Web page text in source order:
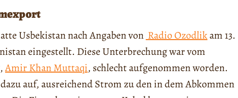
Usbekistan nach Angaben von Radio Ozodlikam 13.
eingestellt. Diese Unterbrechung war vom
Amir Khan Muttaqi, schlecht aufgenommen worden.
auf, ausreichend Strom zu den in dem Abkommen